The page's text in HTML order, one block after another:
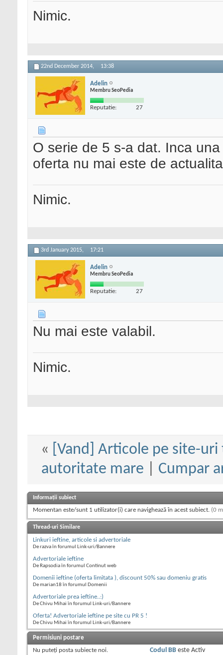
Nimic.
22nd December 2014, 13:38
Adelin
Membru SeoPedia
Reputatie: 27
O serie de 5 s-a dat. Inca
oferta nu mai este de
Nimic.
3rd January 2015, 17:21
Adelin
Membru SeoPedia
Reputatie: 27
Nu mai este valabil.
Nimic.
«
[Vand] Articole pe site-
autoritate mare
Cumpar
Informații subiect
Momentan este/sunt 1 utilizator(i) care navighează în acest subiect. (0
Thread-uri Similare
Linkuri ieftine, articole si advertoriale
De razva în forumul Link-uri/Bannere
Advertoriale ieftine
De Rapsodia în forumul Continut web
Domenii ieftine (oferta limitata ), discount 50% sau domeniu gratis
De marian18 în forumul Domenii
Advertoriale prea ieftine..:)
De Chivu Mihai în forumul Link-uri/Bannere
Oferta! Advertoriale ieftine pe site cu PR 5 !
De Chivu Mihai în forumul Link-uri/Bannere
Permisiuni postare
Nu puteţi posta subiecte noi.
Codul BBeste Activ